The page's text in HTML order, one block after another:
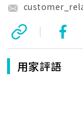
|
用家評語